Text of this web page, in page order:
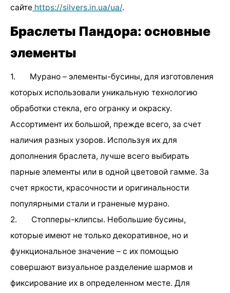
сайте https://silvers.in.ua/ua/.
Браслеты Пандора: основные
элементы
1. Мурано – элементы-бусины, для изготовления
которых использовали уникальную технологию
обработки стекла, его огранку и окраску.
Ассортимент их большой, прежде всего, за счет
наличия разных узоров. Используя их для
дополнения браслета, лучше всего выбирать
парные элементы или в одной цветовой гамме. За
счет яркости, красочности и оригинальности
популярными стали и граненые мурано.
2. Стопперы-клипсы. Небольшие бусины,
которые имеют не только декоративное, но и
функциональное значение – с их помощью
совершают визуальное разделение шармов и
фиксирование их в определенном месте. Для